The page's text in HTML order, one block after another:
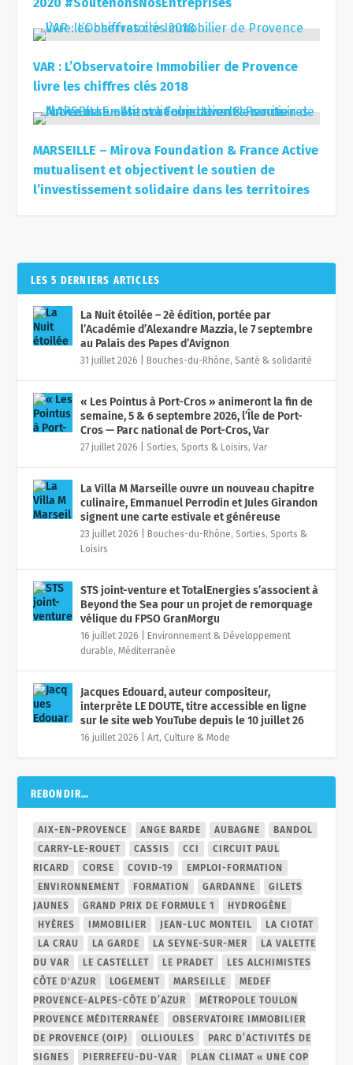
VAR : L’Observatoire Immobilier de Provence
livre les chiffres clés 2018
MARSEILLE – Mirova Foundation & France Active
mutualisent et objectivent le soutien de
l’investissement solidaire dans les territoires
LES 5 DERNIERS ARTICLES
La Nuit étoilée – 2è édition, portée par
l’Académie d’Alexandre Mazzia, le 7 septembre
au Palais des Papes d’Avignon
31 juillet 2026 Bouches-du-Rhône,Santé & solidarité
« Les Pointus à Port-Cros » animeront la fin de
semaine, 5 & 6 septembre 2026, l’Île de Port-
Cros — Parc national de Port-Cros, Var
27 juillet 2026 |Sorties, Sports & Loisirs,Var
La Villa M Marseille ouvre un nouveau chapitre
culinaire, Emmanuel Perrodin et Jules Girandon
signent une carte estivale et généreuse
23 juillet 2026 Bouches-du-Rhône,Sorties, Sports &
Loisirs
STS joint-venture et TotalEnergies s’associent à
Beyond the Sea pour un projet de remorquage
vélique du FPSO GranMorgu
16 juillet 2026
Environnement & Développement
durable,Méditerranée
Jacques Edouard, auteur compositeur,
interprète LE DOUTE, titre accessible en ligne
sur le site web YouTube depuis le 10 juillet 26
16 juillet 2026 |Art, Culture & Mode
REBONDIR…
AIX-EN-PROVENCE ANGE BARDE AUBAGNE
BANDOL
CARRY-LE-ROUET
CASSIS CCI
CIRCUIT PAUL
RICARD
CORSE COVID-19
EMPLOI-FORMATION
ENVIRONNEMENT
FORMATION GARDANNE
GILETS
JAUNES
GRAND PRIX DE FORMULE 1
HYDROGÈNE
HYÈRES
IMMOBILIER JEAN-LUC MONTEIL
LA CIOTAT
LA CRAU
LA GARDE LA SEYNE-SUR-MER
LA VALETTE
DU VAR
LE CASTELLET LE PRADET
LES ALCHIMISTES
CÔTE D'AZUR
LOGEMENT MARSEILLE
MEDEF
PROVENCE-ALPES-CÔTE D’AZUR
MÉTROPOLE TOULON
PROVENCE MÉDITERRANÉE
OBSERVATOIRE IMMOBILIER
DE PROVENCE (OIP)
OLLIOULES
PARC D’ACTIVITÉS DE
SIGNES
PIERREFEU-DU-VAR
PLAN CLIMAT « UNE COP